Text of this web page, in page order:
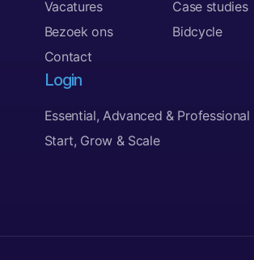
Vacatures
Bezoek ons
Contact
Case studies
Bidcycle
Login
Essential, Advanced & Professional
Start, Grow & Scale